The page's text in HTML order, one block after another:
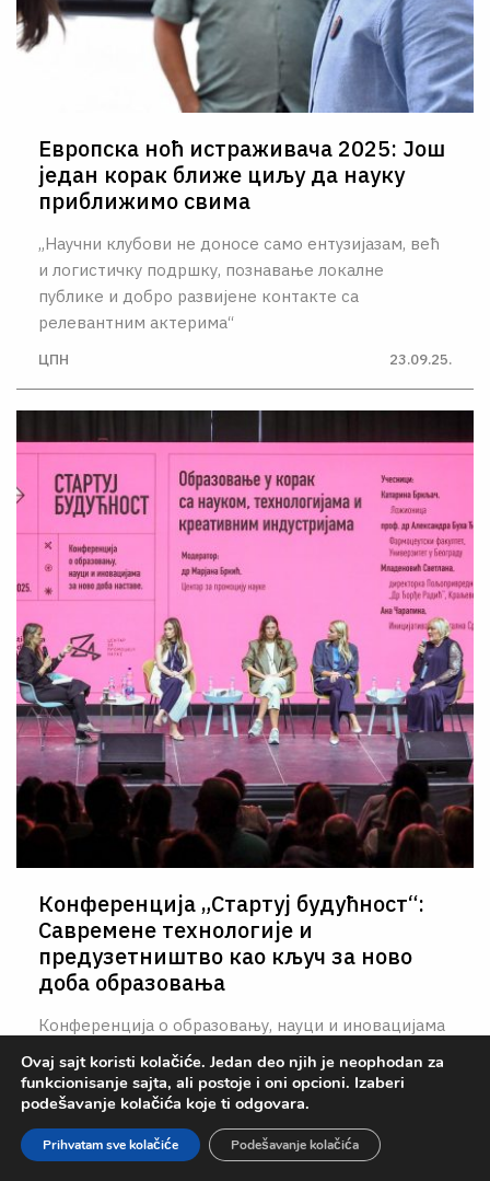
Европска ноћ истраживача 2025: Још
један корак ближе циљу да науку
приближимо свима
„Научни клубови не доносе само ентузијазам, већ
и логистичку подршку, познавање локалне
публике и добро развијене контакте са
релевантним актерима“
ЦПН 23.09.25.
Конференција „Стартуј будућност“:
Савремене технологије и
предузетништво као кључ за ново
доба образовања
Конференција о образовању, науци и иновацијама
за ново доба наставе – Стартуј будућност,
одржана 19. и 20. септембра у Ложионици, коју је
организовао Центар за промоцију науке у
партнерству са организацијом Достигнућа младих
из Србије, окупила је више од 250 наставника,
Ovaj sajt koristi kolačiće. Jedan deo njih je neophodan za
funkcionisanje sajta, ali postoje i oni opcioni. Izaberi
podešavanje kolačića koje ti odgovara.
Prihvatam sve kolačiće Podešavanje kolačića